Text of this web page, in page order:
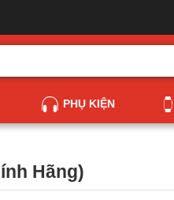
PHỤ KIỆN
Hãng)